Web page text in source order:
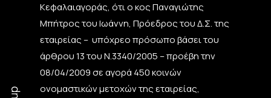
Κεφαλαιαγοράς, ότι ο κος Παναγιώτης
Μπήτρος του Ιωάννη, Πρόεδρος του Δ.Σ. της
εταιρείας – υπόχρεο πρόσωπο βάσει του
άρθρου 13 του Ν.3340/2005 – προέβη την
08/04/2009 σε αγορά 450 κοινών
ονομαστικών μετοχών της εταιρείας,